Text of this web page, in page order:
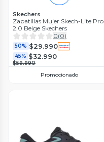
Skechers
Zapatillas Mujer Skech-Lite Pro
2.0 Beige Skechers
0(0)
50% $29.990
45% $32.990
$59.990
Promocionado